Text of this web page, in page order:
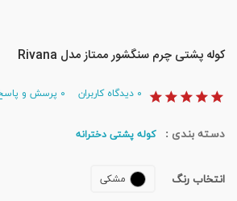
کوله پشتی چرم سنگشور ممتاز مدل Rivana
دیدگاه کاربران پرسش و پاسخ
دسته بندی : کوله پشتی دخترانه
انتخاب رنگ مشکی